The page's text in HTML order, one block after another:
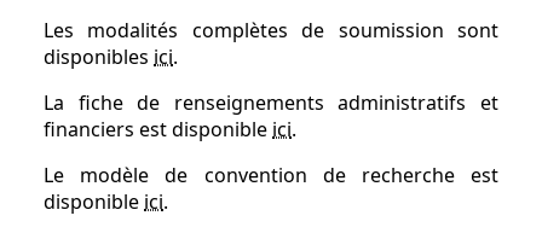
Les modalités complètes de soumission sont
disponibles ici.
La fiche de renseignements administratifs et
financiers est disponible ici.
Le modèle de convention de recherche est
disponible ici.